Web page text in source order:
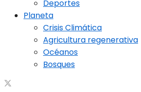
Deportes
Planeta
Crisis Climática
Agricultura regenerativa
Océanos
Bosques